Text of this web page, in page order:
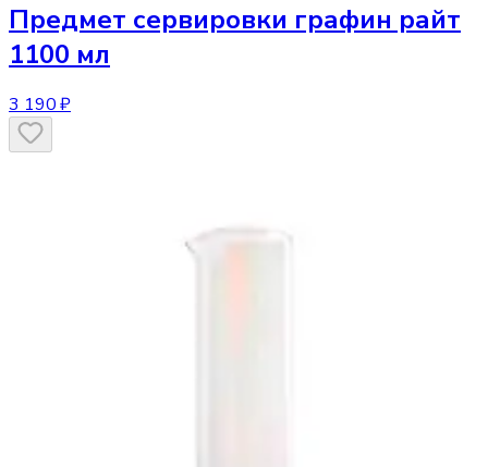
Предмет сервировки графин райт
1100 мл
3 190 ₽